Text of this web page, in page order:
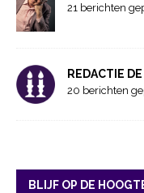
21 berichten
REDACTIE
20 berichten
BLIJF OP DE